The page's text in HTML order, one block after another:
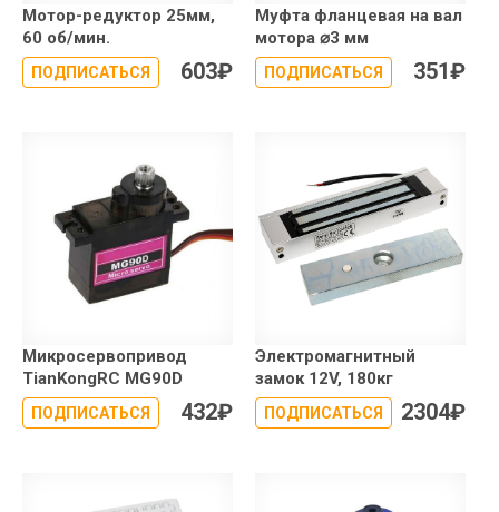
Мотор-редуктор 25мм,
60 об/мин.
ПОДПИСАТЬСЯ 603₽
Муфта фланцевая на вал
мотора ⌀3 мм
ПОДПИСАТЬСЯ 351₽
Микросервопривод
TianKongRC MG90D
ПОДПИСАТЬСЯ 432₽
Электромагнитный
замок 12V, 180кг
ПОДПИСАТЬСЯ 2304₽